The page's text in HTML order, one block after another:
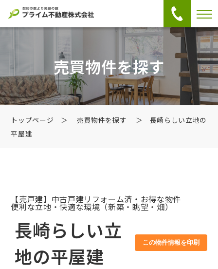
売買物件を探す
トップページ ＞ 売買物件を探す
＞ 長崎らしい立地の
平屋建
【売戸建】中古戸建リフォーム済・お得な物件
便利な立地・快適な環境（新築・眺望・畑）
長崎らしい立
地の平屋建
この物件情報を印刷